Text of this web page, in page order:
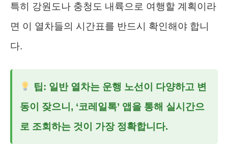
특히 강원도나 충청도 내륙으로 여행할 계획이라
면 이 열차들의 시간표를 반드시 확인해야 합니
다.
팁: 일반 열차는 운행 노선이 다양하고 변
동이 잦으니, ‘코레일톡’ 앱을 통해 실시간으
로 조회하는 것이 가장 정확합니다.